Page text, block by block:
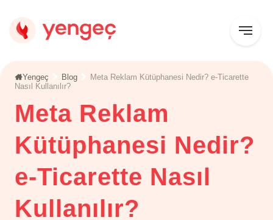
Yengeç Blog
Meta Reklam Kütüphanesi Nedir? e-Ticarette
Nasıl Kullanılır?
Meta Reklam
Kütüphanesi Nedir?
e-Ticarette Nasıl
Kullanılır?